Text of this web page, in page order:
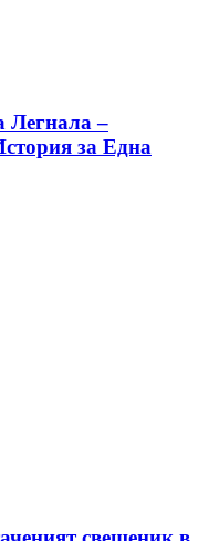
Легнала –
за Една